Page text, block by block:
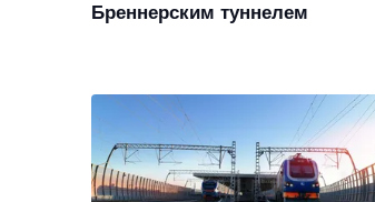
Бреннерским туннелем